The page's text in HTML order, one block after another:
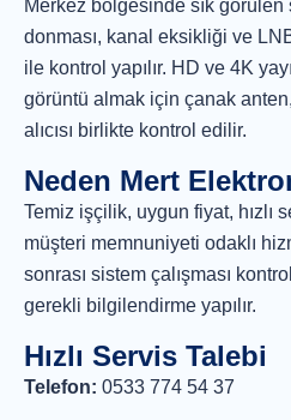
Merkez bölgesinde sık görülen
donması, kanal eksikliği ve
ile kontrol yapılır. HD ve 4K
görüntü almak için çanak
alıcısı birlikte kontrol edilir.
Neden Mert
Temiz işçilik, uygun fiyat, hızlı
müşteri memnuniyeti odaklı
sonrası sistem çalışması
gerekli bilgilendirme yapılır.
Hızlı Servis Talebi
Telefon: 0533 774 54 37